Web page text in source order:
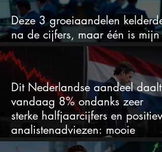
Deze 3 groeiaandelen
na de cijfers, maar één is mijn
duidelijke favoriet
Dit Nederlandse aandeel daalt
vandaag 8% ondanks zeer
sterke halfjaarcijfers en positieve
analistenadviezen: mooie
koopkans?